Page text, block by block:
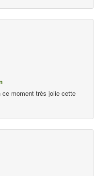
moment très jolie cette